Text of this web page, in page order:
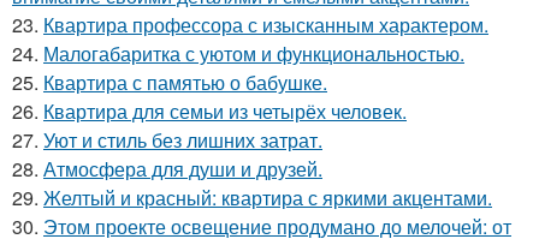
23. Квартира профессора с изысканным характером.
24. Малогабаритка с уютом и функциональностью.
25. Квартира с памятью о бабушке.
26. Квартира для семьи из четырёх человек.
27. Уют и стиль без лишних затрат.
28. Атмосфера для души и друзей.
29. Желтый и красный: квартира с яркими акцентами.
30. Этом проекте освещение продумано до мелочей: от